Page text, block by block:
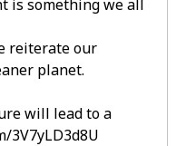
is something we all
reiterate our
planet.
will lead to a
3V7yLD3d8U